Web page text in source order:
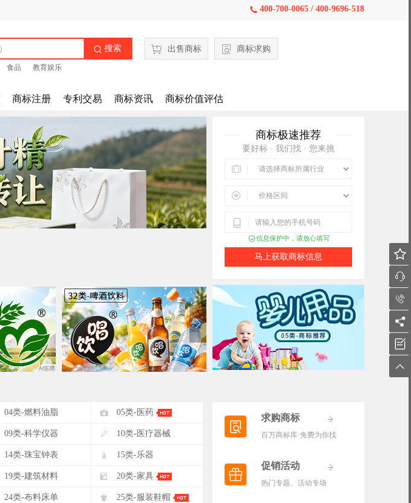
 400-700-0065 / 400-9696-518
 搜索
食品 教育娱乐
出售商标 商标求购
商标注册 专利交易 商标资讯 商标价值评估
商标极速推荐
要好标 · 我们找 · 您来挑



信息保护中，请放心填写
马上获取商标信息
04类-燃料油脂 % 05类-医药
09类-科学仪器 * 10类-医疗器械
14类-珠宝钟表 / 15类-乐器
19类-建筑材料 4 20类-家具
24类-布料床单 9 25类-服装鞋帽
求购商标
百万商标库·免费为你找
促销活动
热门专题、活动专场





